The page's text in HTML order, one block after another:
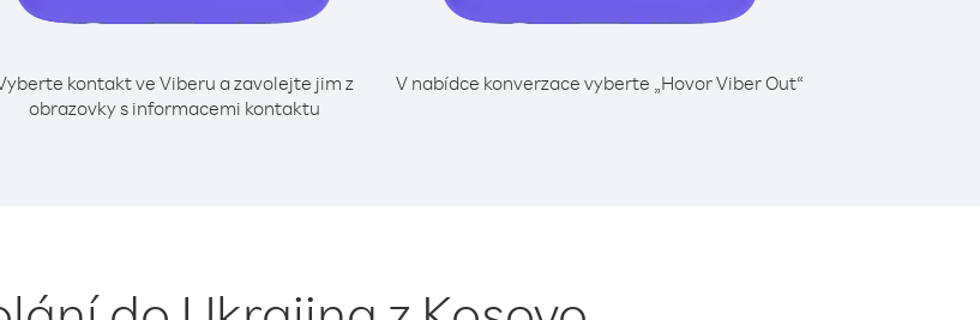
kontakt ve Viberu a zavolejte jim z
obrazovky s informacemi kontaktu
V nabídce konverzace vyberte „Hovor Viber Out“